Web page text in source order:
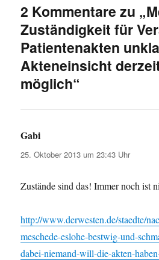
2 Kommentare zu
Zuständigkeit für
Patientenakten
Akteneinsicht
möglich“
Gabi
25. Oktober 2013 um 23:43 Uhr
Zustände sind das! Immer noch ist
http://www.derwesten.de/staedte/
meschede-eslohe-bestwig-und-
dabei-niemand-will-die-akten-